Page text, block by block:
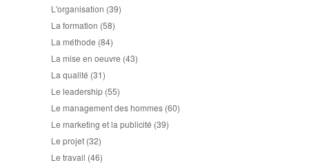
L'organisation (39)
La formation (58)
La méthode (84)
La mise en oeuvre (43)
La qualité (31)
Le leadership (55)
Le management des hommes (60)
Le marketing et la publicité (39)
Le projet (32)
Le travail (46)